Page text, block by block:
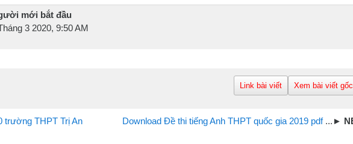
mới bắt đầu
3 2020, 9:50 AM
Link bài viết Xem bài viết gốc
trường THPT Trị An Download Đề thi tiếng Anh THPT quốc gia 2019 pdf